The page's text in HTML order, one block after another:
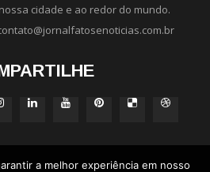
cidade e ao redor do mundo.
a melhor experiência em nosso